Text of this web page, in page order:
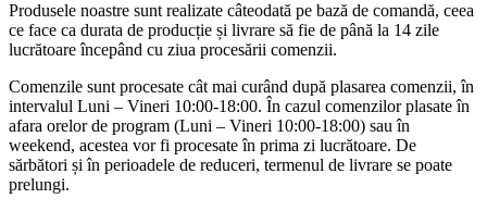
Produsele noastre sunt realizate câteodată pe bază de comandă, ceea
ce face ca durata de producție și livrare să fie de până la 14 zile
lucrătoare începând cu ziua procesării comenzii.
Comenzile sunt procesate cât mai curând după plasarea comenzii, în
intervalul Luni – Vineri 10:00-18:00. În cazul comenzilor plasate în
afara orelor de program (Luni – Vineri 10:00-18:00) sau în
weekend, acestea vor fi procesate în prima zi lucrătoare. De
sărbători și în perioadele de reduceri, termenul de livrare se poate
prelungi.